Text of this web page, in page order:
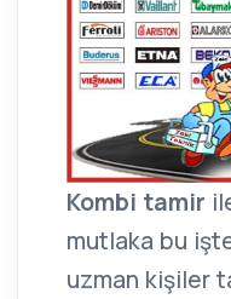
Kombi tamir
mutlaka bu
uzman kişiler